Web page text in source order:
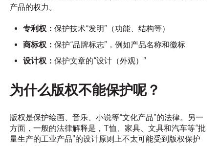
产品的权力。
专利权：保护技术“发明”（功能、结构等）
商标权：保护“品牌标志”，例如产品名称和徽标
设计权：保护文章的“设计（外观）”
为什么版权不能保护呢？
版权是保护绘画、音乐、小说等“文化产品”的法律。另一
方面，一般的法律解释是，T恤、家具、文具和汽车等“批
量生产的工业产品”的设计原则上不太可能受到版权保护